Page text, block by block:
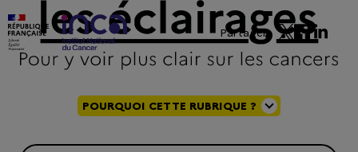
Partager
POURQUOI CETTE RUBRIQUE ?